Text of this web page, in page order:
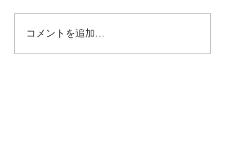
動かないところに、中心
がある。——ロジャース
コメントを追加…